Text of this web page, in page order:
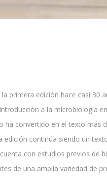
primera edición hace casi 30
a la microbiología
ha convertido en el texto más
edición continúa siendo un
con estudios previos de
de una amplia variedad de